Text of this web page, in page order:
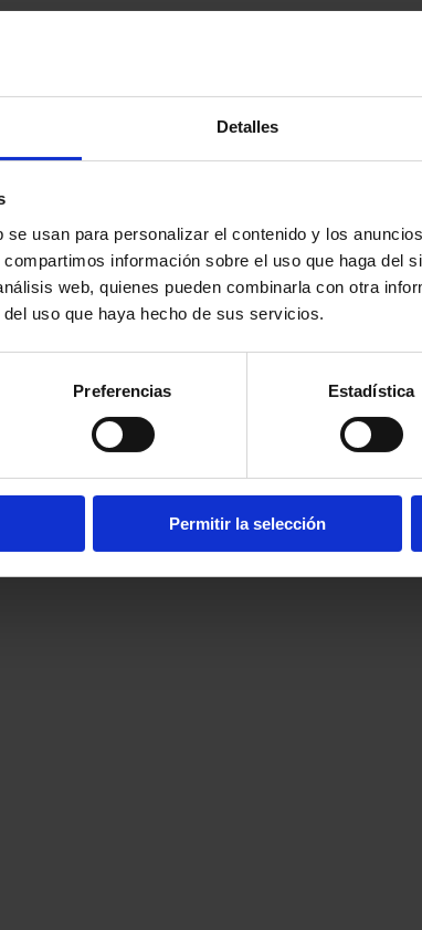
Detalles
usan para personalizar el contenido y los
información sobre el uso que haga del
web, quienes pueden combinarla con otra
uso que haya hecho de sus servicios.
Preferencias Estadística
Permitir la selección